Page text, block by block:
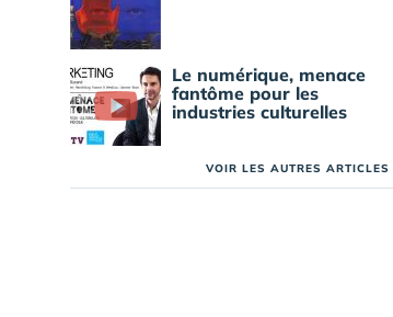
Le numérique, menace
fantôme pour les
industries culturelles
VOIR LES AUTRES ARTICLES